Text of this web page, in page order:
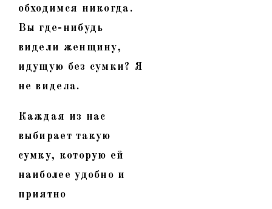
обходимся никогда.
Вы где-нибудь
видели женщину,
идущую без сумки? Я
не видела.
Каждая из нас
выбирает такую
сумку, которую ей
наиболее удобно и
приятно